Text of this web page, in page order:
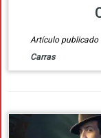
Artículo publicado
Carras